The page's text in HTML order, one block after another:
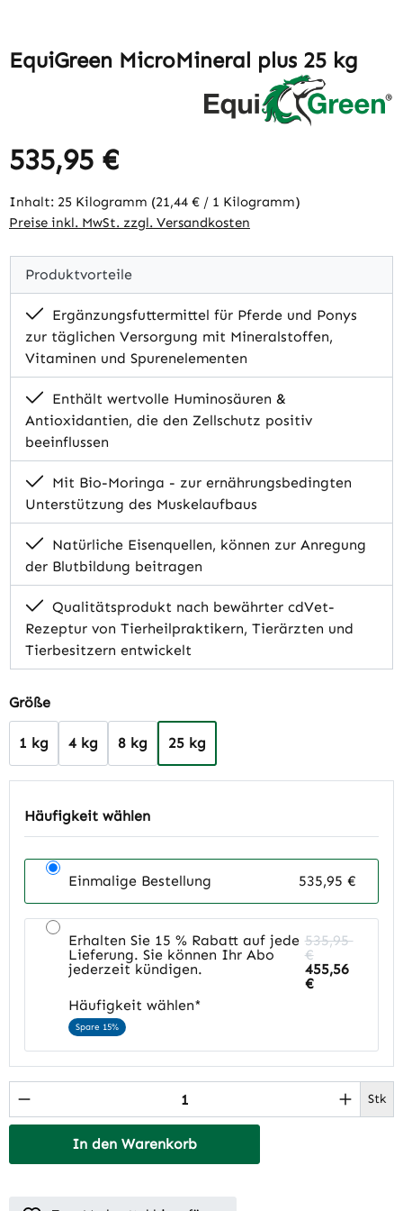
EquiGreen MicroMineral plus 25 kg
Regulärer Preis:
535,95 €
Inhalt: 25 Kilogramm (21,44 € / 1 Kilogramm)
Preise inkl. MwSt. zzgl. Versandkosten
Produktvorteile
Ergänzungsfuttermittel für Pferde und Ponys
zur täglichen Versorgung mit Mineralstoffen,
Vitaminen und Spurenelementen
Enthält wertvolle Huminosäuren &
Antioxidantien, die den Zellschutz positiv
beeinflussen
Mit Bio-Moringa - zur ernährungsbedingten
Unterstützung des Muskelaufbaus
Natürliche Eisenquellen, können zur Anregung
der Blutbildung beitragen
Qualitätsprodukt nach bewährter cdVet-
Rezeptur von Tierheilpraktikern, Tierärzten und
Tierbesitzern entwickelt
Größeauswählen
1 kg 4 kg 8 kg 25 kg
Häufigkeit wählen
Einmalige Bestellung 535,95 €
Erhalten Sie 15 % Rabatt auf jede
Lieferung. Sie können Ihr Abo
jederzeit kündigen.
535,95
€
455,56
€
Häufigkeit wählen*
Spare 15%
Produkt Anzahl: Gib den gewünschten Stk
In den Warenkorb